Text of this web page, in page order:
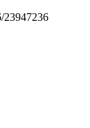
23947236